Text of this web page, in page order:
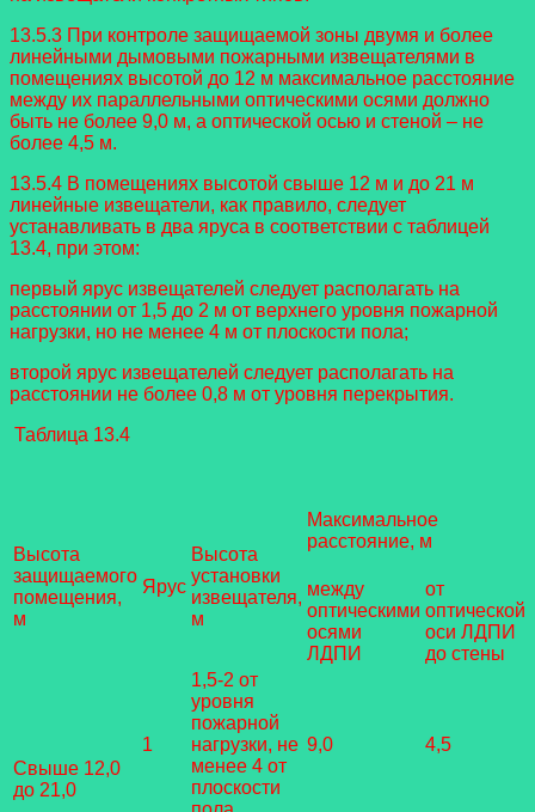
13.5.3 При контроле защищаемой зоны двумя и более
линейными дымовыми пожарными извещателями в
помещениях высотой до 12 м максимальное расстояние
между их параллельными оптическими осями должно
быть не более 9,0 м, а оптической осью и стеной – не
более 4,5 м.
13.5.4 В помещениях высотой свыше 12 м и до 21 м
линейные извещатели, как правило, следует
устанавливать в два яруса в соответствии с таблицей
13.4, при этом:
первый ярус извещателей следует располагать на
расстоянии от 1,5 до 2 м от верхнего уровня пожарной
нагрузки, но не менее 4 м от плоскости пола;
второй ярус извещателей следует располагать на
расстоянии не более 0,8 м от уровня перекрытия.
Таблица 13.4
Высота
защищаемого
помещения,
м
Ярус
Высота
установки
извещателя,
м
Максимальное
расстояние, м
между
оптическими
осями
ЛДПИ
от
оптической
оси ЛДПИ
до стены
Свыше 12,0
до 21,0
1
1,5-2 от
уровня
пожарной
нагрузки, не
менее 4 от
плоскости
9,0 4,5